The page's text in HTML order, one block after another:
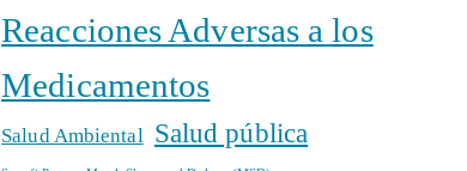
Reacciones Adversas a los
Medicamentos
Salud Ambiental Salud pública